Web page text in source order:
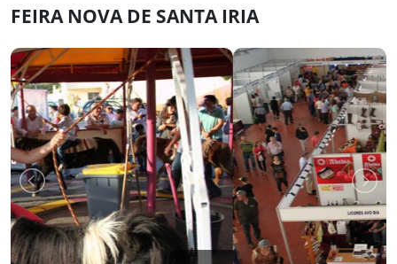
FEIRA NOVA DE SANTA IRIA